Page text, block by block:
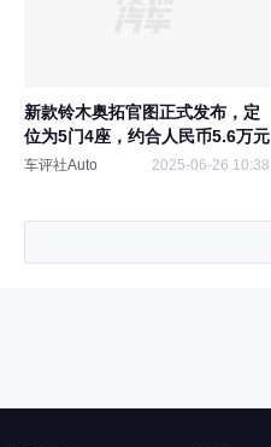
新款铃木奥拓官图正式发布，定
位为5门4座，约合人民币5.6万元
车评社Auto 2025-06-26 10:38